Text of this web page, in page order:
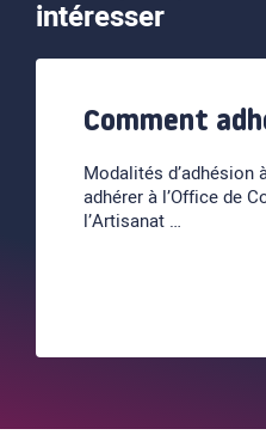
intéresser
Comment
Modalités d’adhésion
adhérer à l’Office de
l’Artisanat …